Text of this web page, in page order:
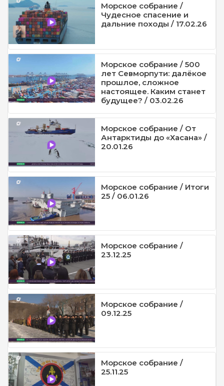
Морское собрание /
Чудесное спасение и
дальние походы / 17.02.26
Морское собрание / 500
лет Севморпути: далёкое
прошлое, сложное
настоящее. Каким станет
будущее? / 03.02.26
Морское собрание / От
Антарктиды до «Хасана» /
20.01.26
Морское собрание / Итоги
25 / 06.01.26
Морское собрание /
23.12.25
Морское собрание /
09.12.25
Морское собрание /
25.11.25